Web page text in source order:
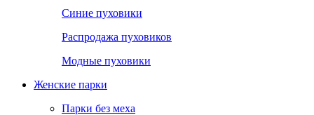
Синие пуховики
Распродажа пуховиков
Модные пуховики
Женские парки
Парки без меха